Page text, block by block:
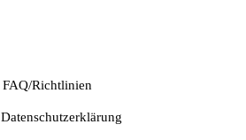
FAQ/Richtlinien
Datenschutzerklärung